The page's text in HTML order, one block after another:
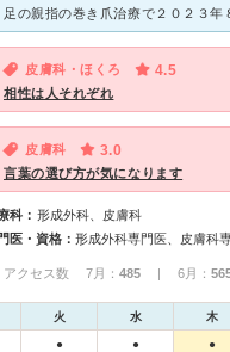
皮膚科・ほくろ 4.5
相性は人それぞれ
皮膚科 3.0
言葉の選び方が気になります
科： 形成外科、皮膚科
医・資格： 形成外科専門医、皮膚科
アクセス数 7月： 485 | 6月：
火 水 木
● ● ●